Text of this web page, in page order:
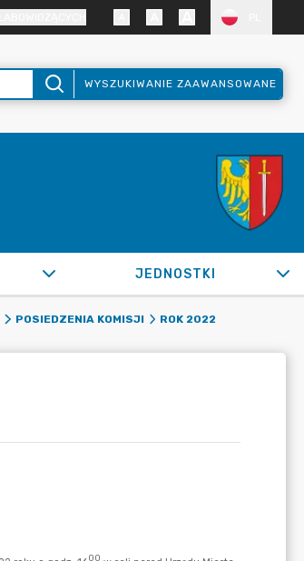
WYSZUKIWANIE ZAAWANSOWANE
JEDNOSTKI
POSIEDZENIA KOMISJI
ROK 2022